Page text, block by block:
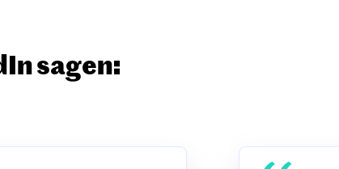
sagen: